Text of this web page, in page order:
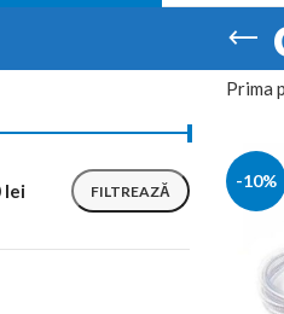
FILTREAZĂ
lei
Prima
-10%